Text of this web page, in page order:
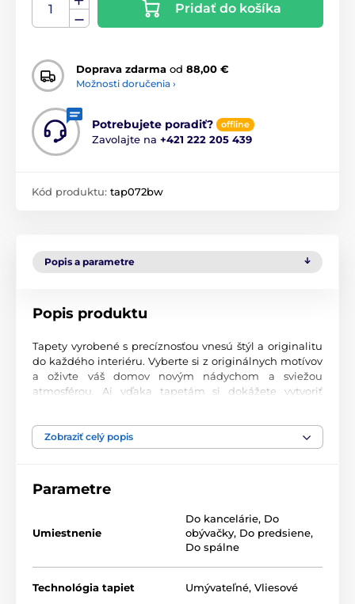
Pridať do košíka
Doprava zdarma od 88,00 €
Možnosti doručenia ›
Potrebujete poradiť? offline
Zavolajte na +421 222 205 439
Kód produktu: tap072bw
Popis a parametre
Popis produktu
Tapety vyrobené s precíznosťou vnesú štýl a originalitu
do každého interiéru. Vyberte si z originálnych motívov
a oživte váš domov novým nádychom a sviežou
atmosférou. Aj vďaka tapetám si dokážete vytvoriť
Najvyššia kvalita tlače
miestnosti. Tlačia sa na kvalitný vlies s jemným
technológii sa vyznačujú výbornou odolnosťou a
farebnou stálosťou.
Dostupné rozmery a typy tapiet (v cm – šírka x
Zobraziť celý popis
Parametre
Umiestnenie
Do kancelárie, Do
obývačky, Do predsiene,
Do spálne
Technológia tapiet Umývateľné, Vliesové